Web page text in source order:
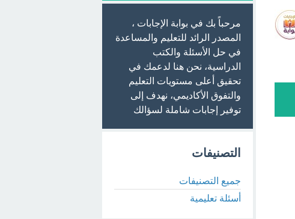
مرحباً بك في بوابة الإجابات ،
المصدر الرائد للتعليم والمساعدة
في حل الأسئلة والكتب
الدراسية، نحن هنا لدعمك في
تحقيق أعلى مستويات التعليم
والتفوق الأكاديمي، نهدف إلى
توفير إجابات شاملة لسؤالك
التصنيفات
جميع التصنيفات
أسئلة تعليمية